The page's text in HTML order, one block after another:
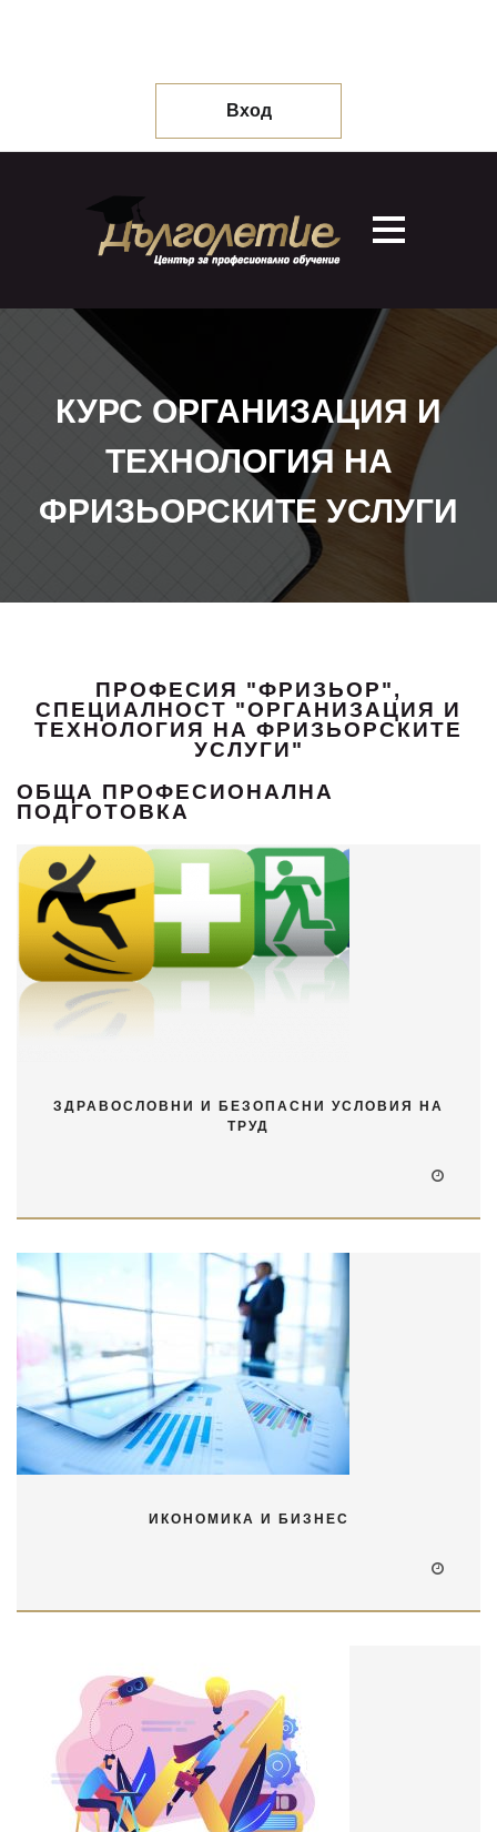
Вход
КУРС ОРГАНИЗАЦИЯ И
ТЕХНОЛОГИЯ НА
ФРИЗЬОРСКИТЕ УСЛУГИ
ПРОФЕСИЯ "ФРИЗЬОР",
СПЕЦИАЛНОСТ "ОРГАНИЗАЦИЯ И
ТЕХНОЛОГИЯ НА ФРИЗЬОРСКИТЕ
УСЛУГИ"
ОБЩА ПРОФЕСИОНАЛНА
ПОДГОТОВКА
ЗДРАВОСЛОВНИ И БЕЗОПАСНИ УСЛОВИЯ НА
ТРУД
ИКОНОМИКА И БИЗНЕС